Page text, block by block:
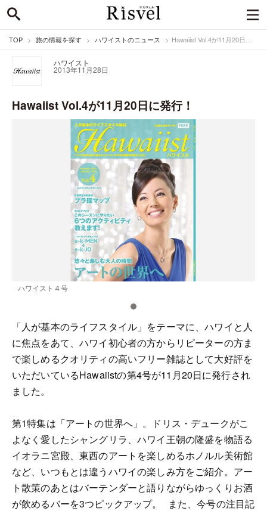
TOP 旅の情報を探す ハワイストのニュース Hawaiist Vol.4が11月20日に発行！
ハワイスト
2013年11月28日
Hawaiist Vol.4が11月20日に発行！
ハワイスト４号
「人が基本のライフスタイル」をテーマに、ハワイと人
に焦点をあて、ハワイ初心者の方からリピーターの方ま
で楽しめるクオリティの高いフリー雑誌として大好評を
いただいているHawaiistの第4号が11月20日に発行され
ました。
第1特集は「アートの世界へ」。ドリス・デュークがこ
よなく愛したシャングリラ、ハワイ王朝の隆盛を物語る
イオラニ宮殿、東西のアートを楽しめるホノルル美術館
など、いつもとは違うハワイの楽しみ方をご紹介。アー
ト散策のあとはバーテンダーと語りながらゆっくりお酒
が飲めるバーを3つピックアップ。 また、今号の注目記